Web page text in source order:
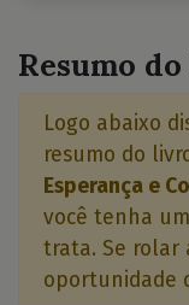
Resumo
Logo abaixo
resumo do
Esperança e
você tenha
trata. Se rolar
oportunidade